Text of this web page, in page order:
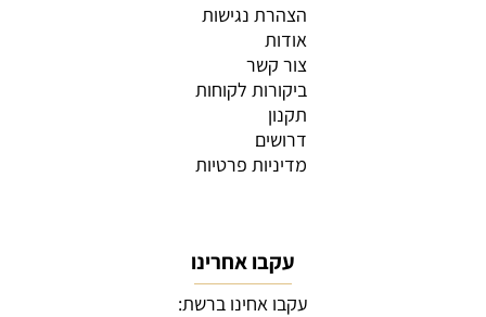
הצהרת נגישות
אודות
צור קשר
ביקורות לקוחות
תקנון
דרושים
מדיניות פרטיות
עקבו אחרינו
עקבו אחינו ברשת: